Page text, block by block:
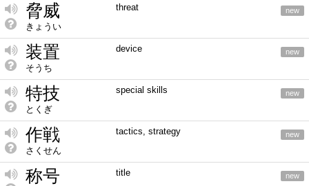
脅威
きょうい
threat new
装置
そうち
device new
特技
とくぎ
special skills new
作戦
さくせん
tactics, strategy new
称号 title new